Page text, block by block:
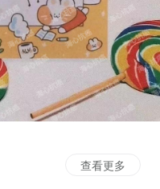
查看更多